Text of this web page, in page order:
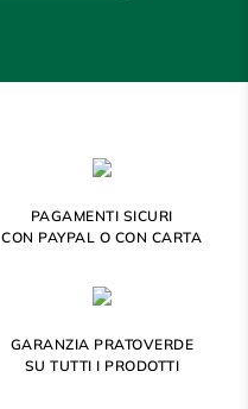
PAGAMENTI SICURI
CON PAYPAL O CON CARTA
GARANZIA PRATOVERDE
SU TUTTI I PRODOTTI